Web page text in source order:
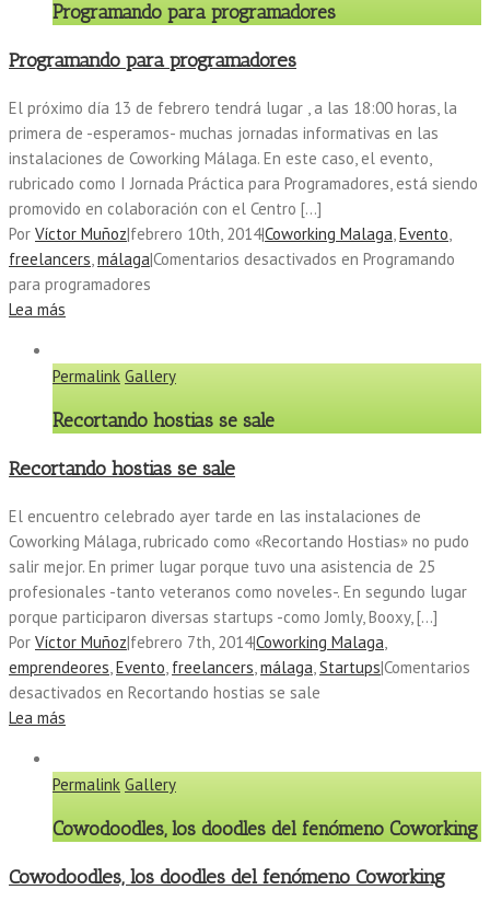
Programando para programadores
Programando para programadores
El próximo día 13 de febrero tendrá lugar , a las 18:00 horas, la
primera de -esperamos- muchas jornadas informativas en las
instalaciones de Coworking Málaga. En este caso, el evento,
rubricado como I Jornada Práctica para Programadores, está siendo
promovido en colaboración con el Centro […]
Por Víctor Muñoz|febrero 10th, 2014|Coworking Malaga,Evento,
freelancers,málaga|Comentarios desactivados en Programando
para programadores
Lea más
Permalink Gallery
Recortando hostias se sale
Recortando hostias se sale
El encuentro celebrado ayer tarde en las instalaciones de
Coworking Málaga, rubricado como «Recortando Hostias» no pudo
salir mejor. En primer lugar porque tuvo una asistencia de 25
profesionales -tanto veteranos como noveles-. En segundo lugar
porque participaron diversas startups -como Jomly, Booxy, […]
Por Víctor Muñoz|febrero 7th, 2014|Coworking Malaga,
emprendeores,Evento, freelancers,málaga,Startups|Comentarios
desactivados en Recortando hostias se sale
Lea más
Permalink Gallery
Cowodoodles, los doodles del fenómeno Coworking
Cowodoodles, los doodles del fenómeno Coworking